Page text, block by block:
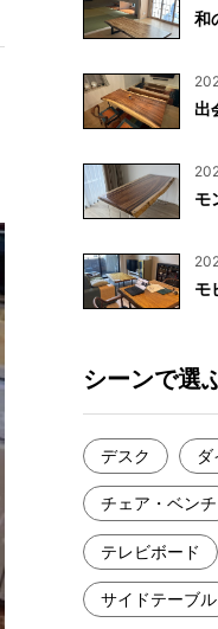
インテリア）
・オフィス）
力実績
和
出
モ
モ
シーンで選
デスク
チェア・ベンチ
テレビボード
サイドテーブル